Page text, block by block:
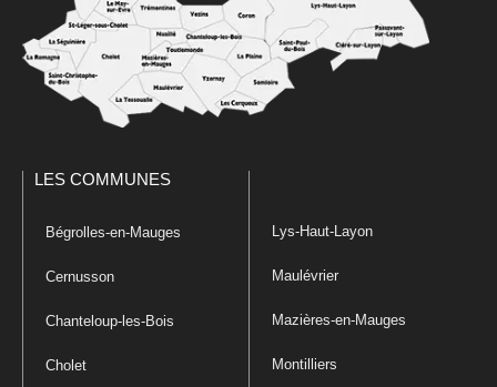
LES COMMUNES
Bégrolles-en-Mauges
Cernusson
Chanteloup-les-Bois
Cholet
Lys-Haut-Layon
Maulévrier
Mazières-en-Mauges
Montilliers